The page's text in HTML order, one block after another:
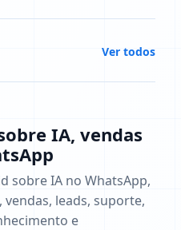
Ver todos
IA, vendas
sobre IA no WhatsApp,
leads, suporte,
e